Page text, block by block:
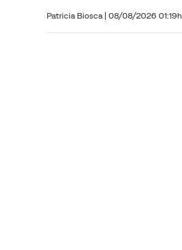
Patricia Biosca | 08/08/2026 01:19h.